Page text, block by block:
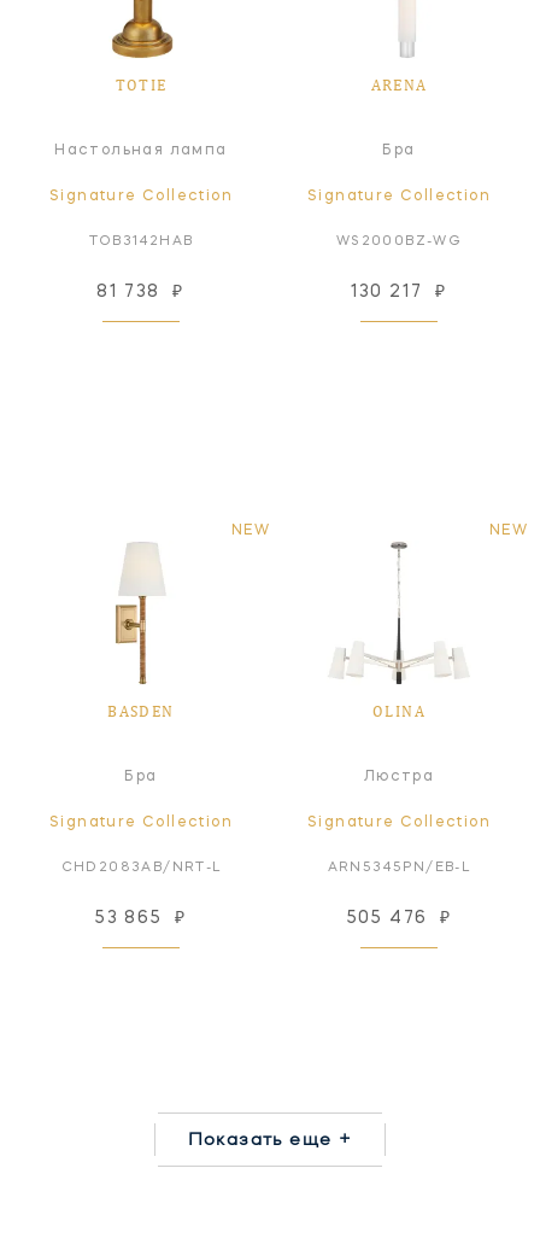
TOTIE
Настольная лампа
Signature Collection
TOB3142HAB
81 738 ₽
ARENA
Бра
Signature Collection
WS2000BZ-WG
130 217 ₽
NEW
BASDEN
Бра
Signature Collection
CHD2083AB/NRT-L
53 865 ₽
NEW
OLINA
Люстра
Signature Collection
ARN5345PN/EB-L
505 476 ₽
Показать еще +